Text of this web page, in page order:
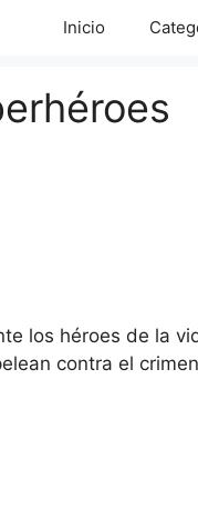
Inicio
los héroes de la
contra el